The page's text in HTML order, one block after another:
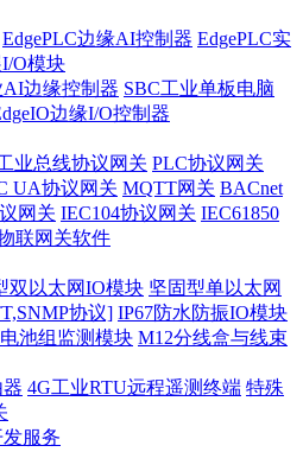
EdgePLC边缘AI控制器 EdgePLC实
O模块
AI边缘控制器 SBC工业单板电脑
边缘I/O控制器
业总线协议网关 PLC协议网关
UA协议网关 MQTT网关 BACnet
网关 IEC104协议网关 IEC61850
联网关软件
双以太网IO模块 坚固型单以太网
协议] IP67防水防振IO模块
池组监测模块 M12分线盒与线束
4G工业RTU远程遥测终端 特殊
服务